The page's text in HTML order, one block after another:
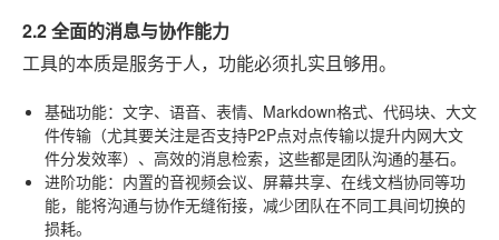
2.2 全面的消息与协作能力
工具的本质是服务于人，功能必须扎实且够用。
基础功能：文字、语音、表情、Markdown格式、代码块、大文
件传输（尤其要关注是否支持P2P点对点传输以提升内网大文
件分发效率）、高效的消息检索，这些都是团队沟通的基石。
进阶功能：内置的音视频会议、屏幕共享、在线文档协同等功
能，能将沟通与协作无缝衔接，减少团队在不同工具间切换的
损耗。